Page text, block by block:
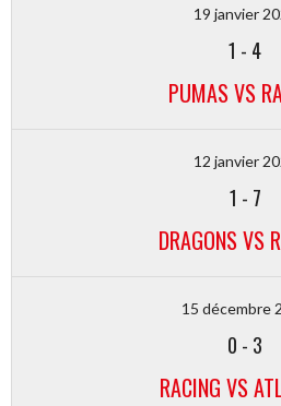
19 janvier
1 - 4
PUMAS VS
12 janvier
1 - 7
DRAGONS VS
15 décembre
0 - 3
RACING VS